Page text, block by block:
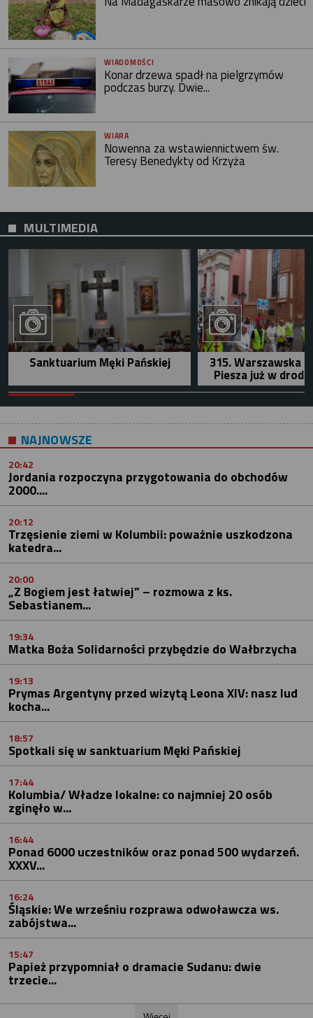
WIADOMOŚCI
Konar drzewa spadł na pielgrzymów
podczas burzy. Dwie...
WIARA
Nowenna za wstawiennictwem św.
Teresy Benedykty od Krzyża
MULTIMEDIA
Sanktuarium Męki Pańskiej 315. Warszawska
Piesza już w
NAJNOWSZE
20:42
Jordania rozpoczyna przygotowania do obchodów
2000....
20:12
Trzęsienie ziemi w Kolumbii: poważnie uszkodzona
katedra...
20:00
„Z Bogiem jest łatwiej” – rozmowa z ks.
Sebastianem...
19:34
Matka Boża Solidarności przybędzie do Wałbrzycha
19:13
Prymas Argentyny przed wizytą Leona XIV: nasz lud
kocha...
18:57
Spotkali się w sanktuarium Męki Pańskiej
17:44
Kolumbia/ Władze lokalne: co najmniej 20 osób
zginęło w...
16:44
Ponad 6000 uczestników oraz ponad 500 wydarzeń.
XXXV...
16:24
Śląskie: We wrześniu rozprawa odwoławcza ws.
zabójstwa...
15:47
Papież przypomniał o dramacie Sudanu: dwie
trzecie...